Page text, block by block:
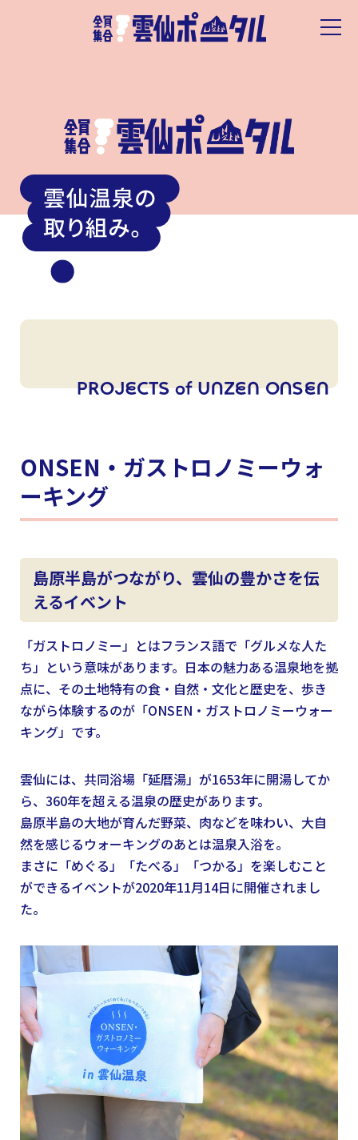
ONSEN・ガストロノミーウォ
ーキング
島原半島がつながり、雲仙の豊かさを伝
えるイベント
「ガストロノミー」とはフランス語で「グルメな人た
ち」という意味があります。日本の魅力ある温泉地を拠
点に、その土地特有の食・自然・文化と歴史を、歩き
ながら体験するのが「ONSEN・ガストロノミーウォー
キング」です。
雲仙には、共同浴場「延暦湯」が1653年に開湯してか
ら、360年を超える温泉の歴史があります。
島原半島の大地が育んだ野菜、肉などを味わい、大自
然を感じるウォーキングのあとは温泉入浴を。
まさに「めぐる」「たべる」「つかる」を楽しむこと
ができるイベントが2020年11月14日に開催されまし
た。